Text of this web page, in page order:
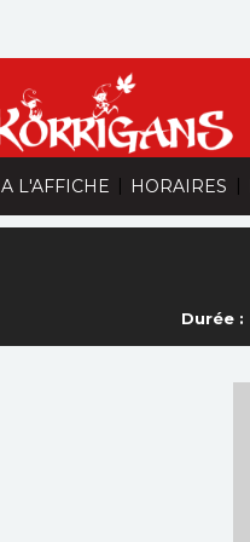
A L'AFFICHE | HORAIRES |
Durée :